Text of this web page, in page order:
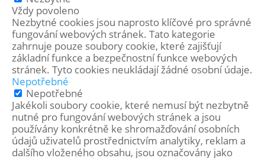
Vždy povoleno
Nezbytné cookies jsou naprosto klíčové pro správné
fungování webových stránek. Tato kategorie
zahrnuje pouze soubory cookie, které zajišťují
základní funkce a bezpečnostní funkce webových
stránek. Tyto cookies neukládají žádné osobní údaje.
Nepotřebné
Nepotřebné
Jakékoli soubory cookie, které nemusí být nezbytně
nutné pro fungování webových stránek a jsou
používány konkrétně ke shromažďování osobních
údajů uživatelů prostřednictvím analytiky, reklam a
dalšího vloženého obsahu, jsou označovány jako